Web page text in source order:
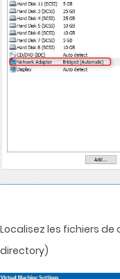
Localisez les fichiers de
directory)